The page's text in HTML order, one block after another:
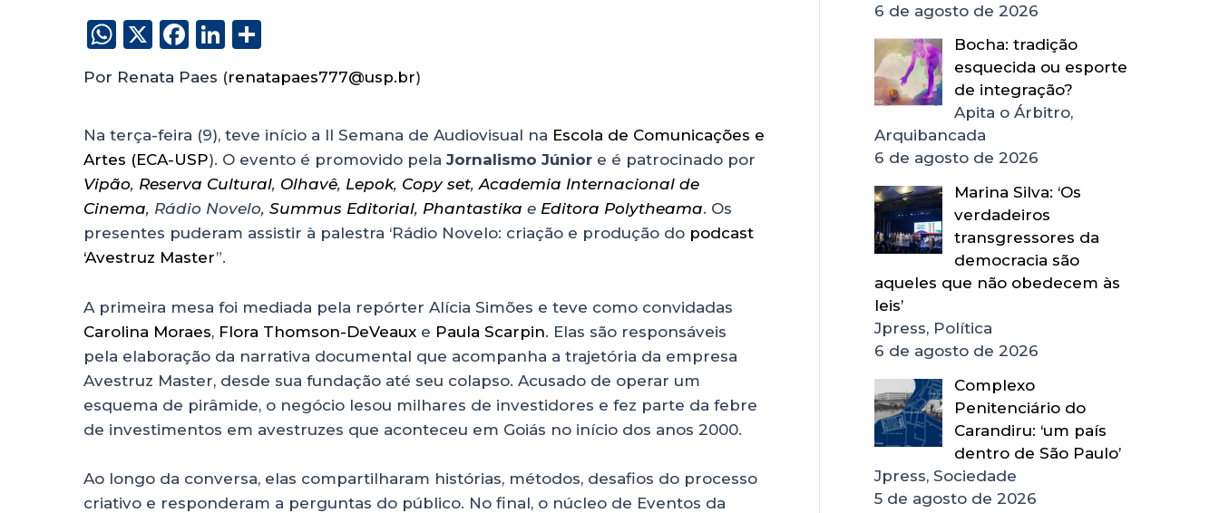
W
h
a
A
p
p
X
F
c
e
b
o
o
k
Li
n
k
e
dI
n
h
a
re
Por Renata Paes (renatapaes777@usp.br)
Na terça-feira (9), teve início a II Semana de Audiovisual na Escola de Comunicações e
Artes (ECA-USP). O evento é promovido pela Jornalismo Júnior e é patrocinado por
Vipão, Reserva Cultural, Olhavê, Lepok, Copy set,Academia Internacional de
Cinema, Rádio Novelo, Summus Editorial, Phantastika e Editora Polytheama. Os
presentes puderam assistir à palestra ‘Rádio Novelo: criação e produção do podcast
‘Avestruz Master”.
A primeira mesa foi mediada pela repórter Alícia Simões e teve como convidadas
Carolina Moraes, Flora Thomson-DeVeaux e Paula Scarpin. Elas são responsáveis
pela elaboração da narrativa documental que acompanha a trajetória da empresa
Avestruz Master, desde sua fundação até seu colapso. Acusado de operar um
esquema de pirâmide, o negócio lesou milhares de investidores e fez parte da febre
de investimentos em avestruzes que aconteceu em Goiás no início dos anos 2000.
Ao longo da conversa, elas compartilharam histórias, métodos, desafios do processo
criativo e responderam a perguntas do público. No final, o núcleo de Eventos da
6 de agosto de 2026
Bocha: tradição
esquecida ou esporte
de integração?
Apita o Árbitro,
Arquibancada
6 de agosto de 2026
Marina Silva: ‘Os
verdadeiros
transgressores da
democracia são
aqueles que não obedecem às
leis’
Jpress, Política
6 de agosto de 2026
Complexo
Penitenciário do
Carandiru: ‘um país
dentro de São Paulo’
Jpress, Sociedade
5 de agosto de 2026